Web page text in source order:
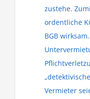
zustehe.
ordentliche
BGB
Vermieter